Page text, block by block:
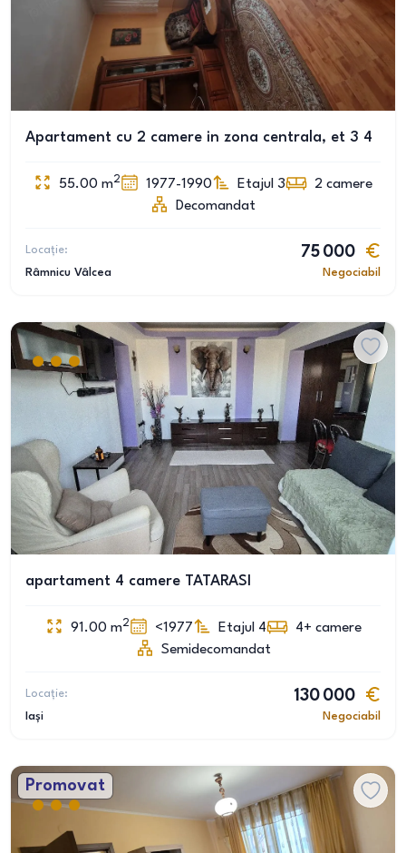
Apartament cu 2 camere in zona centrala, et 3 4
55.00 m2 1977-1990 Etajul 3 2 camere
Decomandat
Locație:
Râmnicu Vâlcea
75 000
Negociabil
apartament 4 camere TATARASI
91.00 m2 <1977 Etajul 4 4+ camere
Semidecomandat
Locație:
Iași
130 000
Negociabil
Promovat